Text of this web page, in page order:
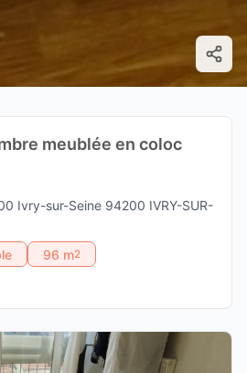
meublée en coloc
Ivry-sur-Seine 94200 IVRY-SUR-
96 m2